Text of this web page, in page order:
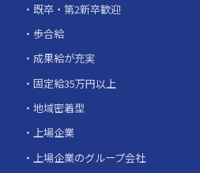
既卒・第2新卒歓迎
歩合給
成果給が充実
固定給35万円以上
地域密着型
上場企業
上場企業のグループ会社